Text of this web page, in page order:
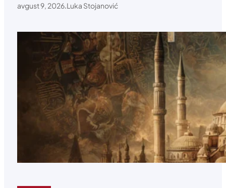
avgust 9, 2026.Luka Stojanović